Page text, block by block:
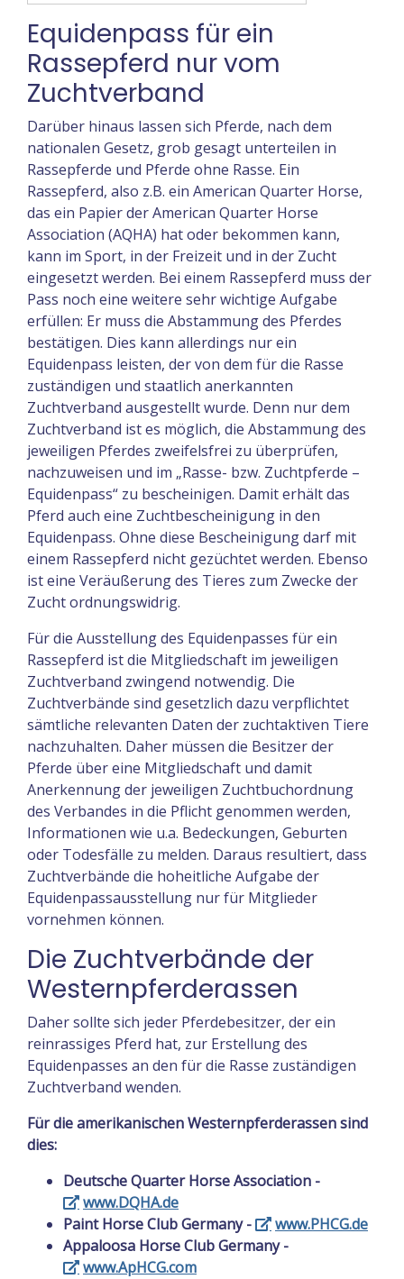
Equidenpass für ein
Rassepferd nur vom
Zuchtverband
Darüber hinaus lassen sich Pferde, nach dem
nationalen Gesetz, grob gesagt unterteilen in
Rassepferde und Pferde ohne Rasse. Ein
Rassepferd, also z.B. ein American Quarter Horse,
das ein Papier der American Quarter Horse
Association (AQHA) hat oder bekommen kann,
kann im Sport, in der Freizeit und in der Zucht
eingesetzt werden. Bei einem Rassepferd muss der
Pass noch eine weitere sehr wichtige Aufgabe
erfüllen: Er muss die Abstammung des Pferdes
bestätigen. Dies kann allerdings nur ein
Equidenpass leisten, der von dem für die Rasse
zuständigen und staatlich anerkannten
Zuchtverband ausgestellt wurde. Denn nur dem
Zuchtverband ist es möglich, die Abstammung des
jeweiligen Pferdes zweifelsfrei zu überprüfen,
nachzuweisen und im „Rasse- bzw. Zuchtpferde –
Equidenpass“ zu bescheinigen. Damit erhält das
Pferd auch eine Zuchtbescheinigung in den
Equidenpass. Ohne diese Bescheinigung darf mit
einem Rassepferd nicht gezüchtet werden. Ebenso
ist eine Veräußerung des Tieres zum Zwecke der
Zucht ordnungswidrig.
Für die Ausstellung des Equidenpasses für ein
Rassepferd ist die Mitgliedschaft im jeweiligen
Zuchtverband zwingend notwendig. Die
Zuchtverbände sind gesetzlich dazu verpflichtet
sämtliche relevanten Daten der zuchtaktiven Tiere
nachzuhalten. Daher müssen die Besitzer der
Pferde über eine Mitgliedschaft und damit
Anerkennung der jeweiligen Zuchtbuchordnung
des Verbandes in die Pflicht genommen werden,
Informationen wie u.a. Bedeckungen, Geburten
oder Todesfälle zu melden. Daraus resultiert, dass
Zuchtverbände die hoheitliche Aufgabe der
Equidenpassausstellung nur für Mitglieder
vornehmen können.
Die Zuchtverbände der
Westernpferderassen
Daher sollte sich jeder Pferdebesitzer, der ein
reinrassiges Pferd hat, zur Erstellung des
Equidenpasses an den für die Rasse zuständigen
Zuchtverband wenden.
Für die amerikanischen Westernpferderassen sind
dies:
Deutsche Quarter Horse Association -
www.DQHA.de
Paint Horse Club Germany -
www.PHCG.de
Appaloosa Horse Club Germany -
www.ApHCG.com